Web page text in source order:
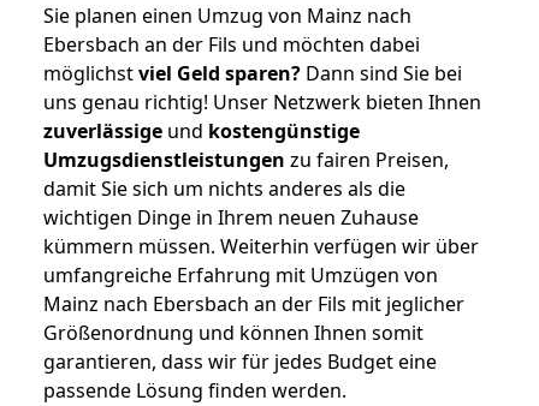
Sie planen einen Umzug von Mainz nach
Ebersbach an der Fils und möchten dabei
möglichstviel Geld sparen? Dann sind Sie bei
uns genau richtig! Unser Netzwerk bieten Ihnen
zuverlässige und kostengünstige
Umzugsdienstleistungen zu fairen Preisen,
damit Sie sich um nichts anderes als die
wichtigen Dinge in Ihrem neuen Zuhause
kümmern müssen. Weiterhin verfügen wir über
umfangreiche Erfahrung mit Umzügen von
Mainz nach Ebersbach an der Fils mit jeglicher
Größenordnung und können Ihnen somit
garantieren, dass wir für jedes Budget eine
passende Lösung finden werden.